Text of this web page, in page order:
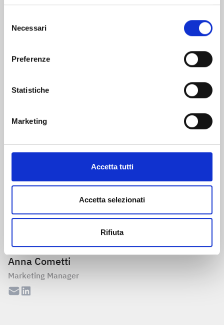
delNecessari
Preferenze
Statistiche
Marketing
Accetta tutti
Accetta selezionati
Rifiuta
Infrastructure Business Area Manager
Anna Cometti
Marketing Manager